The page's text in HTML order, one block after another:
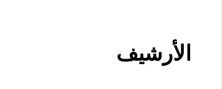
الأرشيف